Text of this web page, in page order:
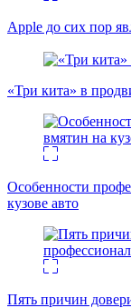
Apple до сих пор
«Три кита» в
Особенности
кузове авто
Пять причин